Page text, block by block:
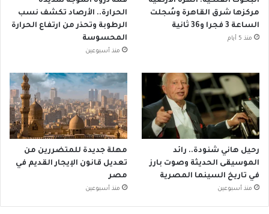
مركزها شرق القاهرة وسُجلت
الساعة 3 فجرا و36 ثانية
منذ 5 أيام
الحرارة.. الأرصاد تكشف نسب
الرطوبة وتحذر من ارتفاع الحرارة
المحسوسة
منذ أسبوعين
رحيل هاني شنودة.. رائد
الموسيقى الحديثة وصوت بارز
في تاريخ السينما المصرية
منذ أسبوعين
مهلة جديدة للمتضررين من
تعديل قانون الإيجار القديم في
مصر
منذ أسبوعين